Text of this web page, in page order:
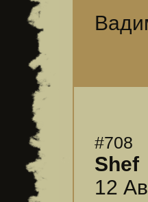
#708
Shef
12